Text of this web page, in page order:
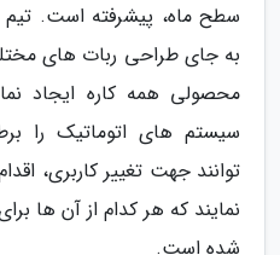
سطح ماه، پیشرفته است. تیم
به جای طراحی ربات های
محصولی همه کاره ایجاد
سیستم های اتوماتیک را
توانند جهت تغییر کاربری،
نمایند که هر کدام از آن ها
شده است.